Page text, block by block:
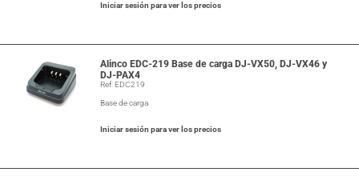
Iniciar sesión para ver los precios
Alinco EDC-219 Base de carga DJ-VX50, DJ-VX46 y
DJ-PAX4
Ref: EDC219
Base de carga
Iniciar sesión para ver los precios